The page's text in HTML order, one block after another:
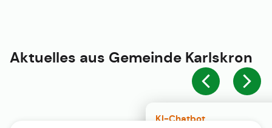
KI-Chatbot
Aktuelles aus Gemeinde Karlskron